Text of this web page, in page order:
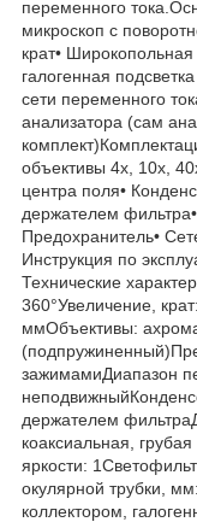
переменного
микроскоп с
крат•
галогенная
сети переменного
анализатора (сам
объективы 4х, 10х,
центра поля•
держателем
Предохранитель•
Инструкция по
Технические
360°Увеличение,
ммОбъективы:
зажимамиДиапазон
держателем
коаксиальная,
яркости:
окулярной трубки,
коллектором,